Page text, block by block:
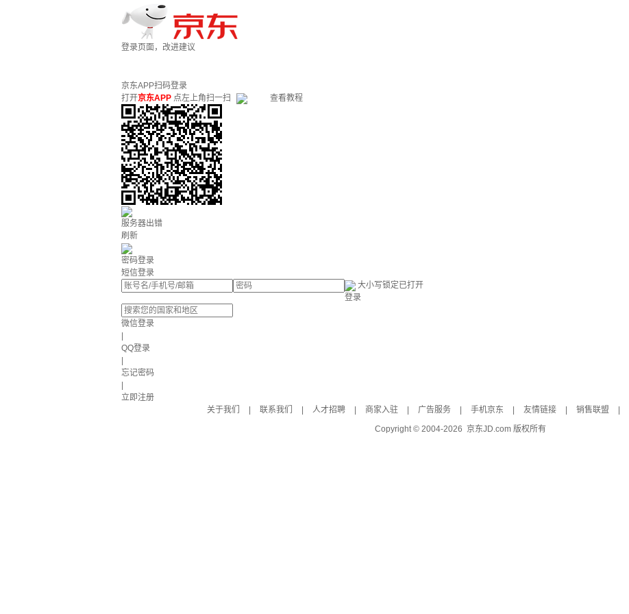
登录页面，改进建议
京东APP扫码登录
打开京东APP 点左上角扫一扫 查看教程
服务器出错
刷新
密码登录
短信登录
大小写锁定已打开
登录
微信登录
QQ登录
忘记密码
立即注册
关于我们
联系我们 人才招聘 商家入驻 广告服务 手机京东 友情链接 销售联盟
Copyright © 2004-2026 京东JD.com 版权所有